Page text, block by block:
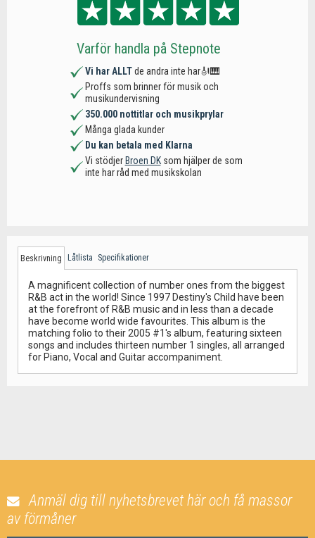
Varför handla på Stepnote
Vi har ALLTde andra inte har🎻🎹
Proffs som brinner för musik och
musikundervisning
350.000 nottitlar och musikprylar
Många glada kunder
Du kan betala med Klarna
Vi stödjer Broen DKsom hjälper de som
inte har råd med musikskolan
Beskrivning Låtlista Specifikationer
A magnificent collection of number ones from the biggest
R&B act in the world! Since 1997 Destiny's Child have been
at the forefront of R&B music and in less than a decade
have become world wide favourites. This album is the
matching folio to their 2005 #1's album, featuring sixteen
songs and includes thirteen number 1 singles, all arranged
for Piano, Vocal and Guitar accompaniment.
Anmäl dig till nyhetsbrevet här och få massor
av förmåner